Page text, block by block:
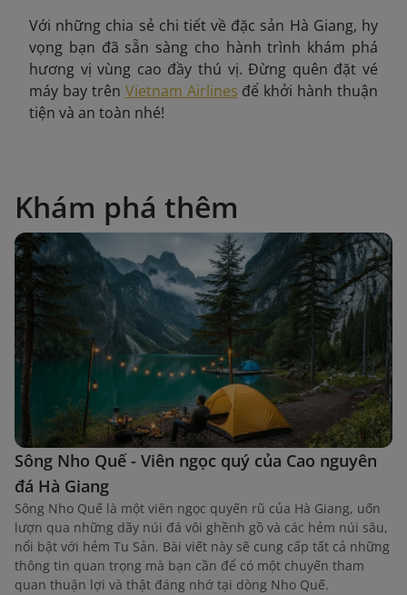
Với những chia sẻ chi tiết về đặc sản Hà Giang, hy
vọng bạn đã sẵn sàng cho hành trình khám phá
hương vị vùng cao đầy thú vị. Đừng quên đặt vé
máy bay trên Vietnam Airlines để khởi hành thuận
tiện và an toàn nhé!
Khám phá thêm
Sông Nho Quế - Viên ngọc quý của Cao nguyên
đá Hà Giang
Sông Nho Quế là một viên ngọc quyến rũ của Hà Giang, uốn
lượn qua những dãy núi đá vôi ghềnh gồ và các hẻm núi sâu,
nổi bật với hẻm Tu Sản. Bài viết này sẽ cung cấp tất cả những
thông tin quan trọng mà bạn cần để có một chuyến tham
quan thuận lợi và thật đáng nhớ tại dòng Nho Quế.